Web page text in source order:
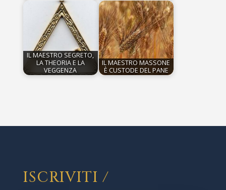
IL MAESTRO SEGRETO,
LA THEORIA E LA
VEGGENZA
IL MAESTRO MASSONE
È CUSTODE DEL PANE
ISCRIVITI /